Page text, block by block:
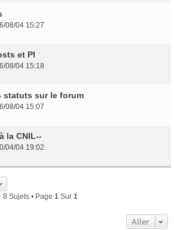
08/04 15:27
et PI
08/04 15:18
statuts sur le forum
08/04 15:07
la CNIL--
04/04 19:02
8 Sujets • Page 1Sur 1
Aller